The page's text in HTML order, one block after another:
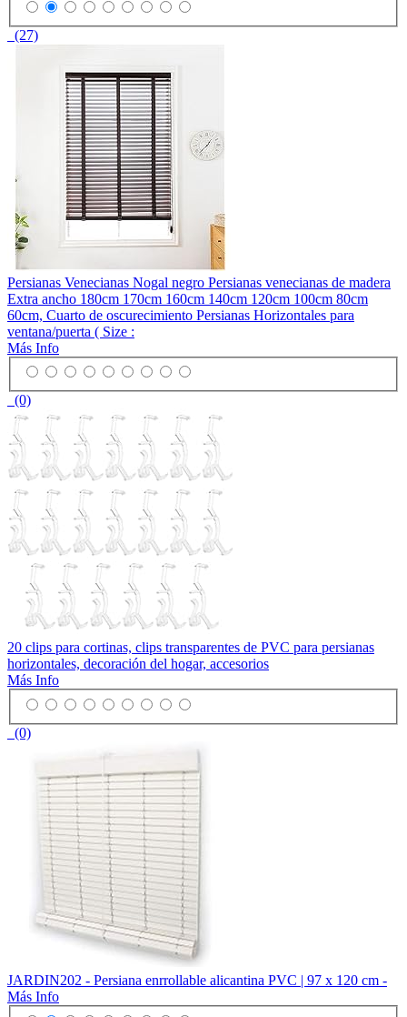
(27)
Persianas Venecianas Nogal negro Persianas venecianas de madera
Extra ancho 180cm 170cm 160cm 140cm 120cm 100cm 80cm
60cm, Cuarto de oscurecimiento Persianas Horizontales para
ventana/puerta ( Size :
Más Info
(0)
20 clips para cortinas, clips transparentes de PVC para persianas
horizontales, decoración del hogar, accesorios
Más Info
(0)
JARDIN202 - Persiana enrrollable alicantina PVC | 97 x 120 cm -
Más Info